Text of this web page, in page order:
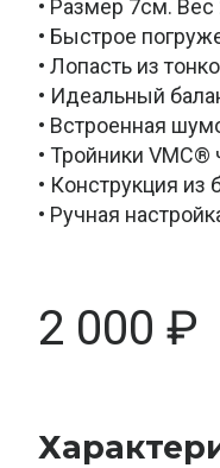
• Размер 7см. Вес
• Быстрое
• Лопасть из
• Идеальный
• Встроенная
• Тройники
• Конструкция из
• Ручная
2 000 ₽